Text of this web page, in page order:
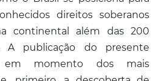
direitos soberanos
continental além das 200
A publicação do presente
em momento dos mais